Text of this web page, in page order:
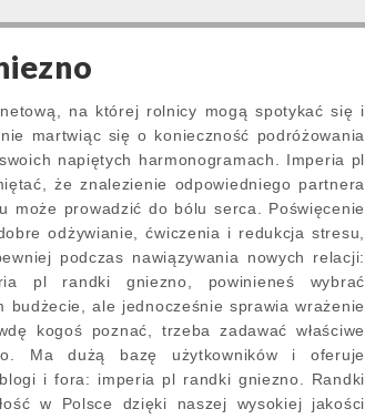
na której rolnicy mogą spotykać się i
martwiąc się o konieczność podróżowania
napiętych harmonogramach. Imperia pl
że znalezienie odpowiedniego partnera
może prowadzić do bólu serca. Poświęcenie
odżywianie, ćwiczenia i redukcja stresu,
podczas nawiązywania nowych relacji:
pl randki gniezno, powinieneś wybrać
ale jednocześnie sprawia wrażenie
kogoś poznać, trzeba zadawać właściwe
Ma dużą bazę użytkowników i oferuje
i fora: imperia pl randki gniezno. Randki
w Polsce dzięki naszej wysokiej jakości